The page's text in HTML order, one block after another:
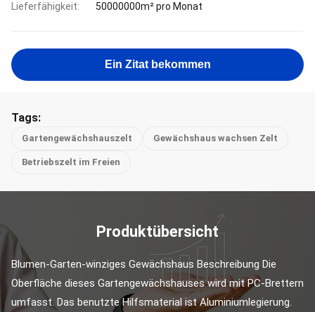
Lieferfähigkeit: 50000000m² pro Monat
Ein Zitat bekommen
Tags:
Gartengewächshauszelt Gewächshaus wachsen Zelt
Betriebszelt im Freien
Produktübersicht
Blumen-Garten-winziges Gewächshaus Beschreibung Die
Oberfläche dieses Gartengewächshauses wird mit PC-Brettern
umfasst. Das benutzte Hilfsmaterial ist Aluminiumlegierung.